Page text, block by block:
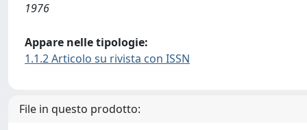
1976
Appare nelle tipologie:
1.1.2 Articolo su rivista con ISSN
File in questo prodotto: